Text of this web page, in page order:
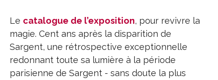
Le catalogue de l’exposition, pour revivre la
magie. Cent ans après la disparition de
Sargent, une rétrospective exceptionnelle
redonnant toute sa lumière à la période
parisienne de Sargent - sans doute la plus